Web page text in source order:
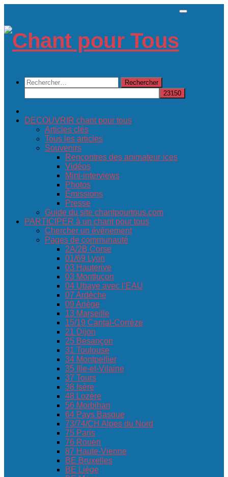
content
Rechercher :
DECOUVRIR chant pour tous
Articles clés
Tous les articles
Souvenirs
Rencontres des animateur·ices
Vidéos
Mini-interviews
Photos
Émissions
Presse
Guide du site chantpourtous.com
PARTICIPER à un chant pour tous
Chercher un événement
Pages de communauté
2A/2B Corse
01/69 Lyon
03 Hauterive
03 Montluçon
04 Ubaye avec l’EAU
07 Ardèche
09 Ariège
13 Marseille
15/19 Cantal-Corrèze
21 Dijon
25 Besançon
31 Toulouse
34 Montpellier
35 Ille-et-Vilaine
37 Tours
38 Isère
48 Lozère
56 Morbihan
64 Pays Basque
73/74/CH Alpes du Nord
75 Paris
76 Rouen
87 Haute-Vienne
BE Bruxelles
BE Liège